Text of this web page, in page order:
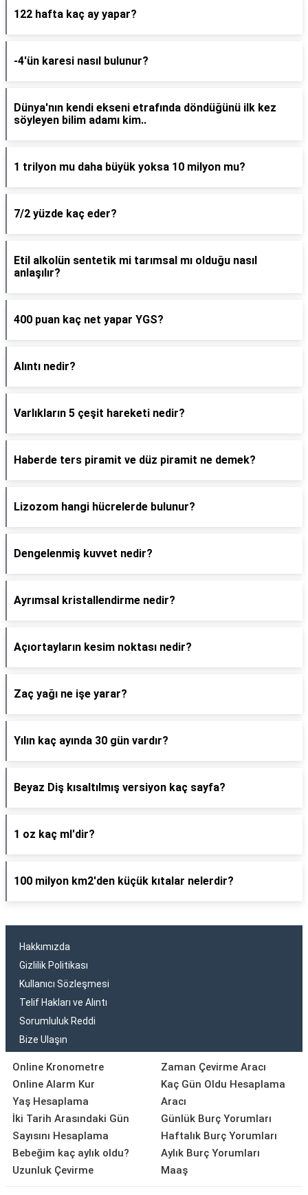
122 hafta kaç ay yapar?
-4'ün karesi nasıl bulunur?
Dünya'nın kendi ekseni etrafında döndüğünü ilk kez
söyleyen bilim adamı kim..
1 trilyon mu daha büyük yoksa 10 milyon mu?
7/2 yüzde kaç eder?
Etil alkolün sentetik mi tarımsal mı olduğu nasıl
anlaşılır?
400 puan kaç net yapar YGS?
Alıntı nedir?
Varlıkların 5 çeşit hareketi nedir?
Haberde ters piramit ve düz piramit ne demek?
Lizozom hangi hücrelerde bulunur?
Dengelenmiş kuvvet nedir?
Ayrımsal kristallendirme nedir?
Açıortayların kesim noktası nedir?
Zaç yağı ne işe yarar?
Yılın kaç ayında 30 gün vardır?
Beyaz Diş kısaltılmış versiyon kaç sayfa?
1 oz kaç ml'dir?
100 milyon km2'den küçük kıtalar nelerdir?
Hakkımızda
Gizlilik Politikası
Kullanıcı Sözleşmesi
Telif Hakları ve Alıntı
Sorumluluk Reddi
Bize Ulaşın
Online Kronometre
Online Alarm Kur
Yaş Hesaplama
İki Tarih Arasındaki Gün
Sayısını Hesaplama
Bebeğim kaç aylık oldu?
Uzunluk Çevirme
Zaman Çevirme Aracı
Kaç Gün Oldu Hesaplama
Aracı
Günlük Burç Yorumları
Haftalık Burç Yorumları
Aylık Burç Yorumları
Maaş